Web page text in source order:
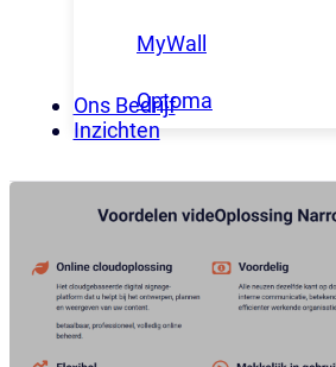
MyWall
Optoma
Ons Bedrijf
Inzichten